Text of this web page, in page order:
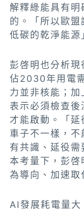
解釋綠能具有
的。「所以歐
低碳的乾淨能源
彭啓明也分析
佔2030年用電
力並非核能；加
表示必須檢查
才能啟動。「
車子不一樣，不
有共識、延役
本考量下，彭
為導向、加速取
AI發展耗電量